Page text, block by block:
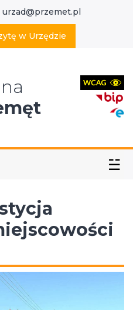
urzad@przemet.pl
w Urzędzie
☱